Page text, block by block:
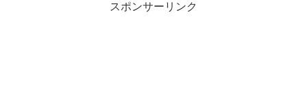
スポンサーリンク